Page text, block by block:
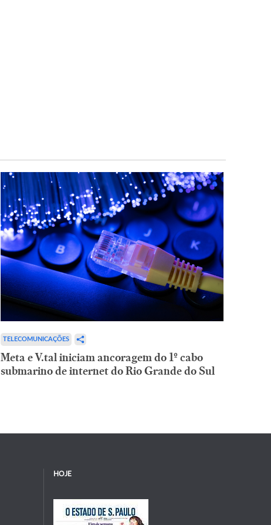
TELECOMUNICAÇÕES
Meta e V.tal iniciam ancoragem do 1º cabo
submarino de internet do Rio Grande do Sul
HOJE